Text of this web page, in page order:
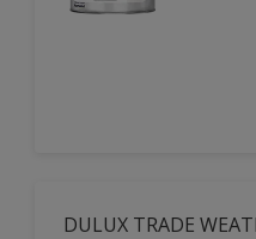
DULUX TRADE